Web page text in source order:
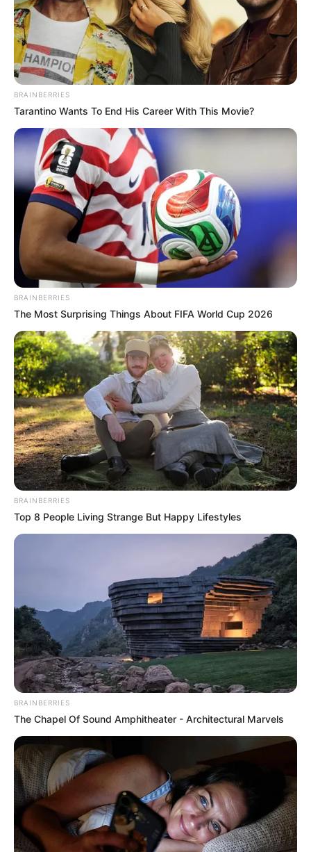
LIHAT ARTIKEL LAINNYA
10 Status Twitter
Romantis Bikin Baper
Mendalam
Sulit Ditolak, 10 Cara
Melamar Kekasih dengan
Cara Unik dan Romantis
40 Kutipan Romantis
Ungkapkan Kerinduan
Kepada Kekasih dalam
Berbagai Bahasa
50 Ucapan Selamat Buka
Puasa Romantis untuk
Kekasih Hati
10 Lagu Barat Romantis
Sinopsis Nakee 2,
Legenda Ular Raksasa
Pembunuh
TULIS KOMENTAR
Alamat email Anda tidak akan dipublikasikan. Ruas yang wajib ditandai
BRAINBERRIES
Tarantino Wants To End His Career With This Movie?
BRAINBERRIES
The Most Surprising Things About FIFA World Cup 2026
BRAINBERRIES
Top 8 People Living Strange But Happy Lifestyles
BRAINBERRIES
The Chapel Of Sound Amphitheater - Architectural Marvels